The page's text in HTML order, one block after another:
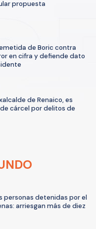
propuesta
de Boric contra
en cifra y defiende dato
de Renaico, es
cárcel por delitos de
personas detenidas por el
arriesgan más de diez